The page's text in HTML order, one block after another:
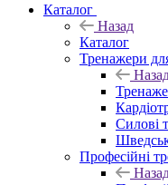
Каталог
Назад
Каталог
Тренажери
Силові
Професійні